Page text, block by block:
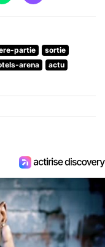
partie
sortie
arena
actu